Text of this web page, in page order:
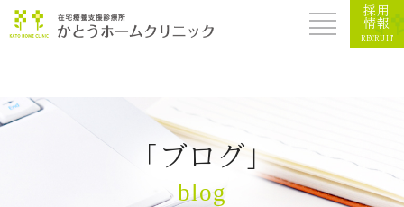
採用
情報
RECRUIT
「ブログ」
blog